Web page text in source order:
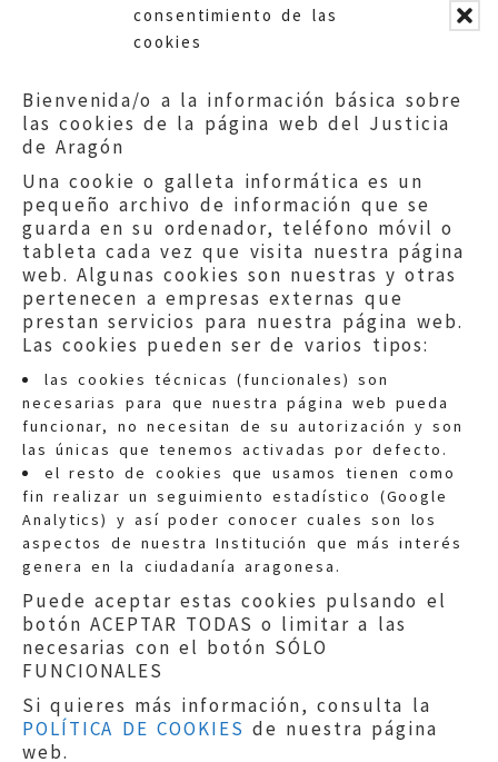
consentimiento de las
cookies
Bienvenida/o a la información básica sobre
las cookies de la página web del Justicia
de Aragón
Una cookie o galleta informática es un
pequeño archivo de información que se
guarda en su ordenador, teléfono móvil o
tableta cada vez que visita nuestra página
web. Algunas cookies son nuestras y otras
pertenecen a empresas externas que
prestan servicios para nuestra página web.
Las cookies pueden ser de varios tipos:
las cookies técnicas (funcionales) son
necesarias para que nuestra página web pueda
funcionar, no necesitan de su autorización y son
las únicas que tenemos activadas por defecto.
el resto de cookies que usamos tienen como
fin realizar un seguimiento estadístico (Google
Analytics) y así poder conocer cuales son los
aspectos de nuestra Institución que más interés
genera en la ciudadanía aragonesa.
Puede aceptar estas cookies pulsando el
botón ACEPTAR TODAS o limitar a las
necesarias con el botón SÓLO
FUNCIONALES
Si quieres más información, consulta la
POLÍTICA DE COOKIES de nuestra página
web.
Quejas:quejas@eljusticiadearagon.es
Información general:
informacion@eljusticiadearagon.es
Teléfonos:900 210 210/
Aviso legal|Política de privacidad|